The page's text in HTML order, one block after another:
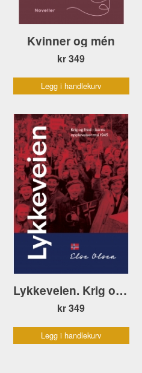
Kvinner og mén
kr 349
Legg i handlekurv
Lykkeveien. Krig og fred – barns opplevelser mai 1945
kr 349
Legg i handlekurv